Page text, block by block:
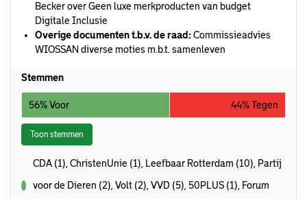
Becker over Geen luxe merkproducten van budget
Digitale Inclusie
Overige documenten t.b.v. de raad:Commissieadvies
WIOSSAN diverse moties m.b.t. samenleven
Stemmen
56% Voor 44% Tegen
Toon stemmen
CDA (1), ChristenUnie (1), Leefbaar Rotterdam (10), Partij
voor de Dieren (2), Volt (2), VVD (5), 50PLUS (1), Forum